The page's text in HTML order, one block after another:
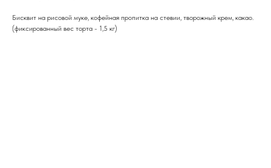
Бисквит на рисовой муке, кофейная пропитка на стевии, творожный крем, какао.
(фиксированный вес торта - 1,5 кг)